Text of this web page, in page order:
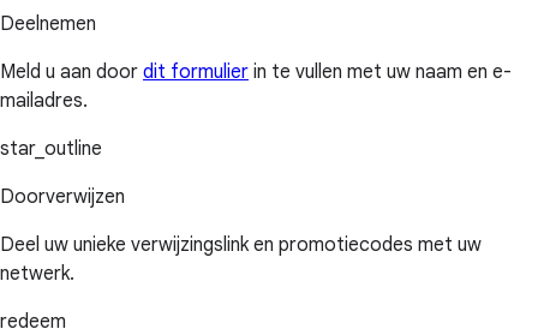
Deelnemen
Meld u aan door dit formulier in te vullen met uw naam en e-
mailadres.
star_outline
Doorverwijzen
Deel uw unieke verwijzingslink en promotiecodes met uw
netwerk.
redeem